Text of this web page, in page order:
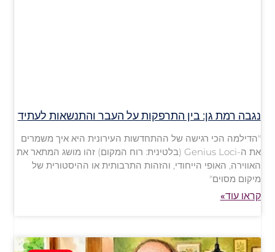
נגבה רמת גן: בין התרפקות על העבר והתנשאות לעתיד
"הדילמה הכי רגישה של ההתחדשות העירונית היא איך משמרים
את ה-Genius Loci (בלטינית: רוח המקום) זהו מושג המתאר את
האווירה, האופי הייחודי, והזהות התרבותית או ההיסטורית של
מיקום מסוים"
קראו עוד»